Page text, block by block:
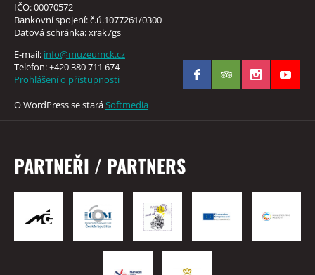
IČO: 00070572
Bankovní spojení: č.ú.1077261/0300
Datová schránka: xrak7gs
E-mail: info@muzeumck.cz
Telefon: +420 380 711 674
Prohlášení o přístupnosti
O WordPress se staráSoftmedia
PARTNEŘI / PARTNERS